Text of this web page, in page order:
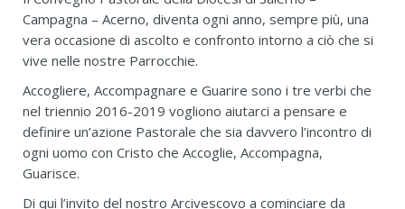
Campagna – Acerno, diventa ogni anno, sempre più, una
vera occasione di ascolto e confronto intorno a ciò che si
vive nelle nostre Parrocchie.
Accogliere, Accompagnare e Guarire sono i tre verbi che
nel triennio 2016-2019 vogliono aiutarci a pensare e
definire un’azione Pastorale che sia davvero l’incontro di
ogni uomo con Cristo che Accoglie, Accompagna,
Guarisce.
Di qui l’invito del nostro Arcivescovo a cominciare da